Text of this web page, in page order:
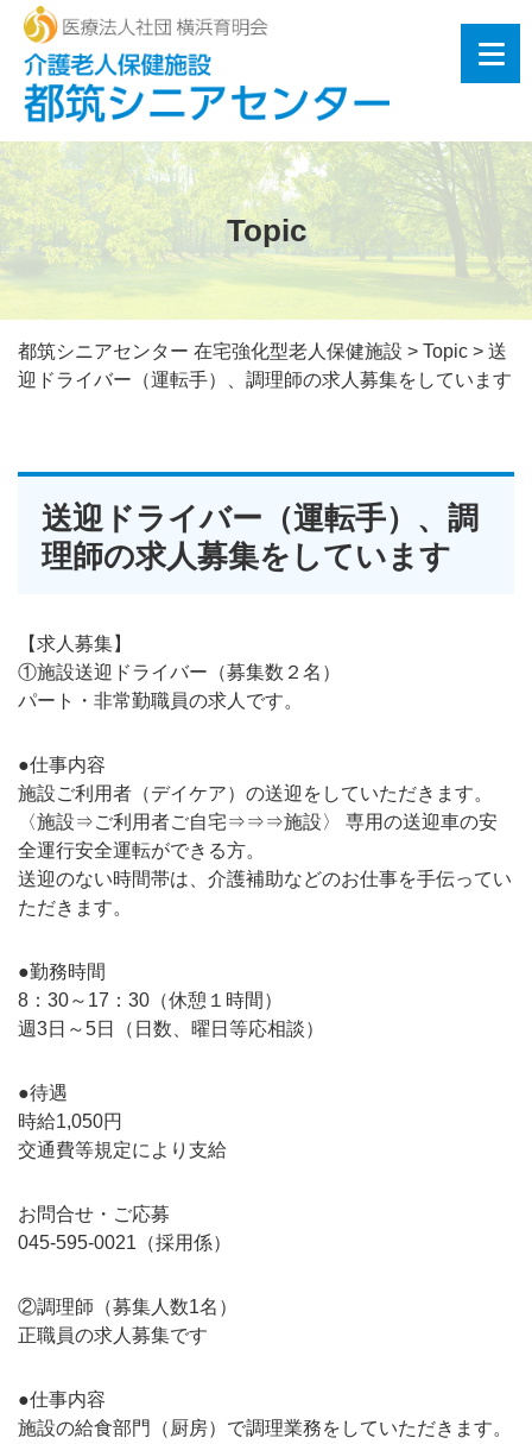
Topic
都筑シニアセンター 在宅強化型老人保健施設 > Topic > 送
迎ドライバー（運転手）、調理師の求人募集をしています
送迎ドライバー（運転手）、調
理師の求人募集をしています
【求人募集】
①施設送迎ドライバー（募集数２名）
パート・非常勤職員の求人です。
●仕事内容
施設ご利用者（デイケア）の送迎をしていただきます。
〈施設⇒ご利用者ご自宅⇒⇒⇒施設〉 専用の送迎車の安
全運行安全運転ができる方。
送迎のない時間帯は、介護補助などのお仕事を手伝ってい
ただきます。
●勤務時間
8：30～17：30（休憩１時間）
週3日～5日（日数、曜日等応相談）
●待遇
時給1,050円
交通費等規定により支給
お問合せ・ご応募
045-595-0021（採用係）
②調理師（募集人数1名）
正職員の求人募集です
●仕事内容
施設の給食部門（厨房）で調理業務をしていただきます。